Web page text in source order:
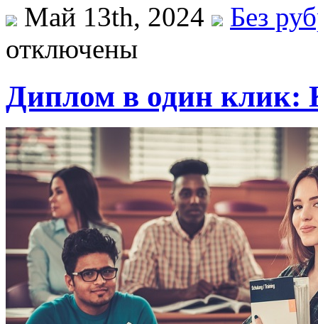
Май 13th, 2024
Без
отключены
Диплом в один клик: